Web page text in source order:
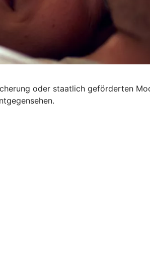
oder staatlich geförderten